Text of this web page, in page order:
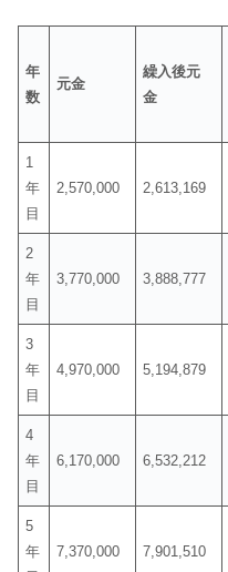
年
数
元金
繰入後元
金
1
年
目
2,570,000 2,613,169
2
年
目
3,770,000 3,888,777
3
年
目
4,970,000 5,194,879
4
年
目
6,170,000 6,532,212
5
年
7,370,000 7,901,510